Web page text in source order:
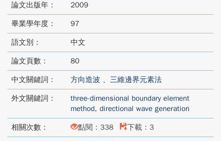
論文出版年： 2009
畢業學年度： 97
語文別： 中文
論文頁數： 80
中文關鍵詞： 方向造波 、 三維邊界元素法
外文關鍵詞：
three-dimensional boundary element
method, directional wave generation
相關次數： 點閱：338 下載：3